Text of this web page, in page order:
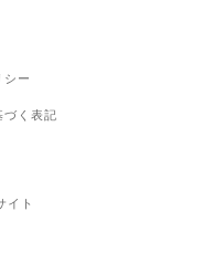
シー
づく表記
イト